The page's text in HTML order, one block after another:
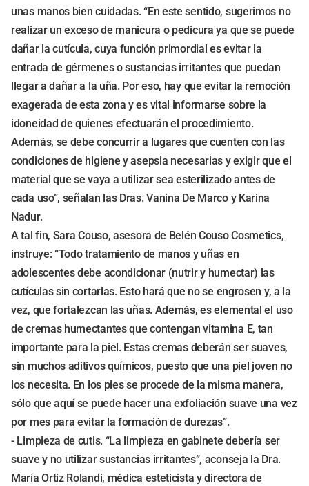
unas manos bien cuidadas. “En este sentido, sugerimos no
realizar un exceso de manicura o pedicura ya que se puede
dañar la cutícula, cuya función primordial es evitar la
entrada de gérmenes o sustancias irritantes que puedan
llegar a dañar a la uña. Por eso, hay que evitar la remoción
exagerada de esta zona y es vital informarse sobre la
idoneidad de quienes efectuarán el procedimiento.
Además, se debe concurrir a lugares que cuenten con las
condiciones de higiene y asepsia necesarias y exigir que el
material que se vaya a utilizar sea esterilizado antes de
cada uso”, señalan las Dras. Vanina De Marco y Karina
Nadur.
A tal fin, Sara Couso, asesora de Belén Couso Cosmetics,
instruye: “Todo tratamiento de manos y uñas en
adolescentes debe acondicionar (nutrir y humectar) las
cutículas sin cortarlas. Esto hará que no se engrosen y, a la
vez, que fortalezcan las uñas. Además, es elemental el uso
de cremas humectantes que contengan vitamina E, tan
importante para la piel. Estas cremas deberán ser suaves,
sin muchos aditivos químicos, puesto que una piel joven no
los necesita. En los pies se procede de la misma manera,
sólo que aquí se puede hacer una exfoliación suave una vez
por mes para evitar la formación de durezas”.
- Limpieza de cutis. “La limpieza en gabinete debería ser
suave y no utilizar sustancias irritantes”, aconseja la Dra.
María Ortiz Rolandi, médica esteticista y directora de